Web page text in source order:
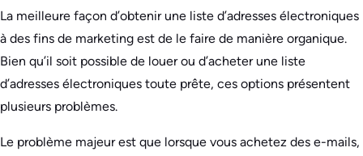
La meilleure façon d’obtenir une liste d’adresses électroniques
à des fins de marketing est de le faire de manière organique.
Bien qu’il soit possible de louer ou d’acheter une liste
d’adresses électroniques toute prête, ces options présentent
plusieurs problèmes.
Le problème majeur est que lorsque vous achetez des e-mails,